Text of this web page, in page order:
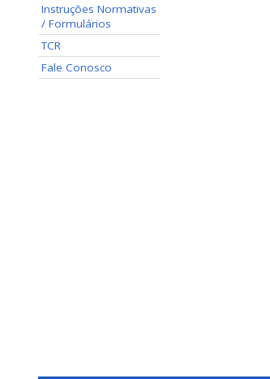
Instruções Normativas
/ Formulários
TCR
Fale Conosco